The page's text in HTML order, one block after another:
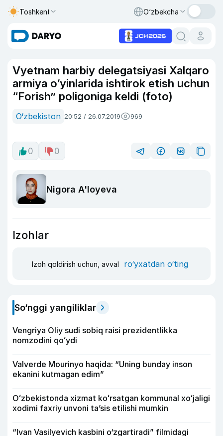
Toshkent O‘zbekcha
Vyetnam harbiy delegatsiyasi Xalqaro
armiya o‘yinlarida ishtirok etish uchun
“Forish” poligoniga keldi (foto)
O‘zbekiston 20:52 / 26.07.2019 969
0 0
Nigora A'loyeva
Izohlar
Izoh qoldirish uchun, avval ro‘yxatdan o‘ting
So‘nggi yangiliklar
Vengriya Oliy sudi sobiq raisi prezidentlikka
nomzodini qoʻydi
Valverde Mourinyo haqida: “Uning bunday inson
ekanini kutmagan edim”
Oʻzbekistonda xizmat koʻrsatgan kommunal xoʻjaligi
xodimi faxriy unvoni taʼsis etilishi mumkin
“Ivan Vasilyevich kasbini o‘zgartiradi” filmidagi